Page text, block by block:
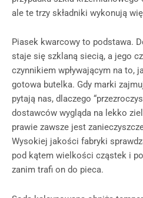
ale te trzy składniki wykonują
Piasek kwarcowy to podstawa.
staje się szklaną siecią, a jego
czynnikiem wpływającym na to,
gotowa butelka. Gdy marki
pytają nas, dlaczego
dostawców wygląda na lekko
prawie zawsze jest
Wysokiej jakości fabryki
pod kątem wielkości cząstek i
zanim trafi on do pieca.